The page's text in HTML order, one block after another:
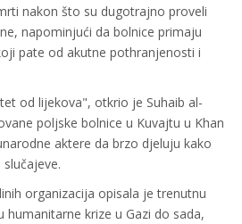
nakon što su dugotrajno proveli
napominjući da bolnice primaju
pate od akutne pothranjenosti i
od lijekova", otkrio je Suhaib al-
poljske bolnice u Kuvajtu u Khan
aktere da brzo djeluju kako
organizacija opisala je trenutnu
krize u Gazi do sada,